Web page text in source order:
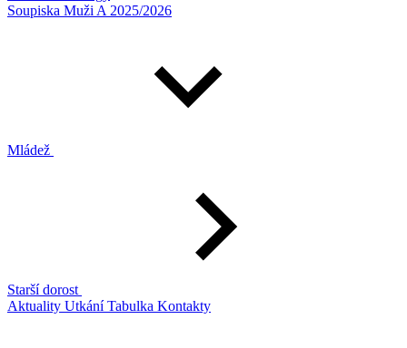
Soupiska Muži A 2025/2026
Mládež
Starší dorost
Aktuality UtkáníTabulka Kontakty